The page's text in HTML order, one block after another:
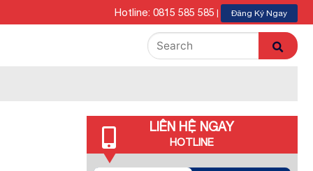
Hotline: 0815 585 585 Đăng Ký Ngay
LIÊN HỆ NGAY
HOTLINE